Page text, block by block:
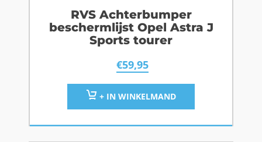
RVS Achterbumper
beschermlijst Opel Astra J
Sports tourer
€59,95
+ IN WINKELMAND